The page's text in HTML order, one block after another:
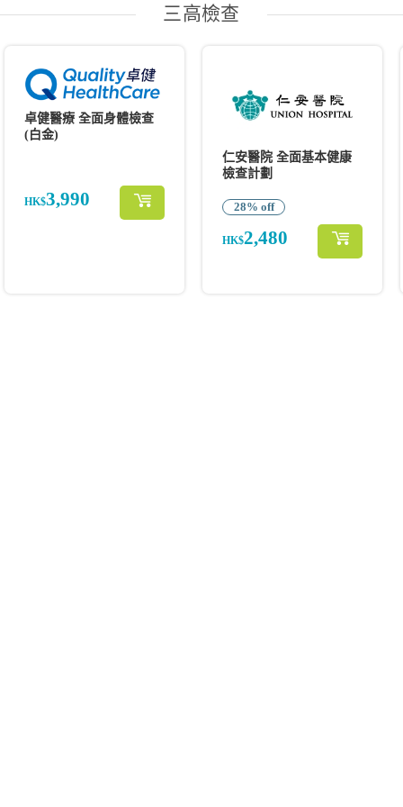
三高檢查
卓健醫療 全面身體檢查
(白金)
HK$3,990
仁安醫院 全面基本健康
檢查計劃
28% off
HK$2,480